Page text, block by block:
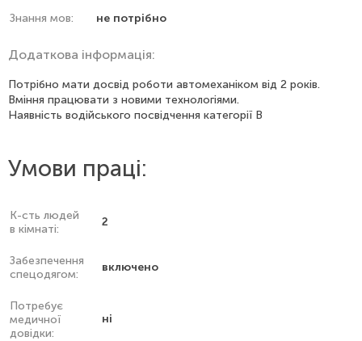
12000 крон/міс брутто (у межах Праги)
Знання мов: не потрібно
Додаткова інформація:
Потрібно мати досвід роботи автомеханіком від 2 років.
Вміння працювати з новими технологіями.
Наявність водійського посвідчення категорії В
Умови праці:
К-сть людей
в кімнаті:
2
Забезпечення
спецодягом:
включено
Потребує
медичної
довідки:
ні